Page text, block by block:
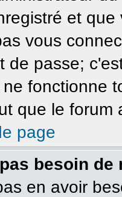
et
vous
de passe;
fonctionne
que le forum
page
besoin de
en avoir